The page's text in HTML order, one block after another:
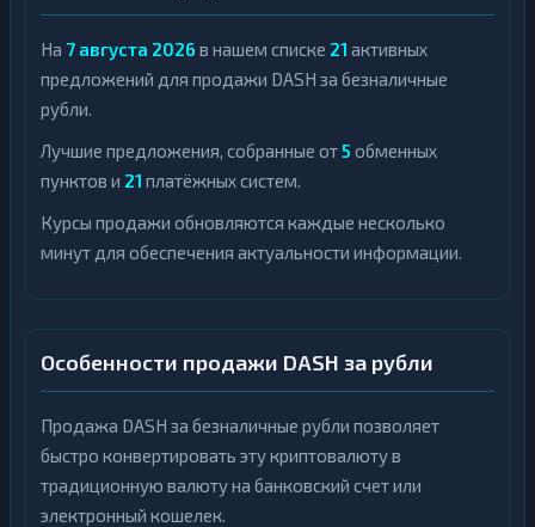
На 7 августа 2026 в нашем списке 21 активных
предложений для продажи DASH за безналичные
рубли.
Лучшие предложения, собранные от5 обменных
пунктов и 21 платёжных систем.
Курсы продажи обновляются каждые несколько
минут для обеспечения актуальности информации.
Особенности продажи DASH за рубли
Продажа DASH за безналичные рубли позволяет
быстро конвертировать эту криптовалюту в
традиционную валюту на банковский счет или
электронный кошелек.